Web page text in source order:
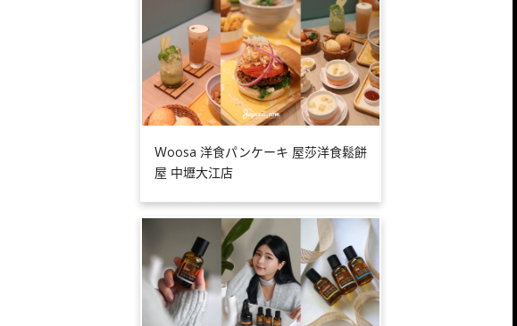
Ｗoosa 洋食パンケーキ 屋莎洋食鬆餅
屋 中壢大江店